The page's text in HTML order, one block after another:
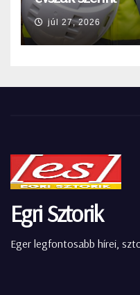
júl 27, 2026
Egri Sztorik
Eger legfontosabb hírei,